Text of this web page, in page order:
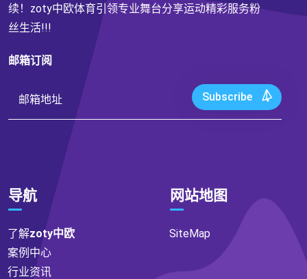
续！zoty中欧体育引领专业舞台分享运动精彩服务粉
丝生活!!!
邮箱订阅
Subscribe
导航
了解zoty中欧
案例中心
行业资讯
网站地图
SiteMap